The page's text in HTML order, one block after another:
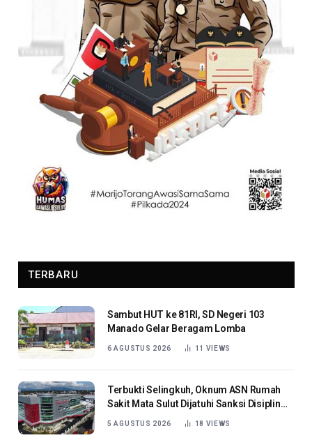
TERBARU
Sambut HUT ke 81RI, SD Negeri 103
Manado Gelar Beragam Lomba
6 AGUSTUS 2026 11 VIEWS
Terbukti Selingkuh, Oknum ASN Rumah
Sakit Mata Sulut Dijatuhi Sanksi Disiplin
Berat
5 AGUSTUS 2026 18 VIEWS